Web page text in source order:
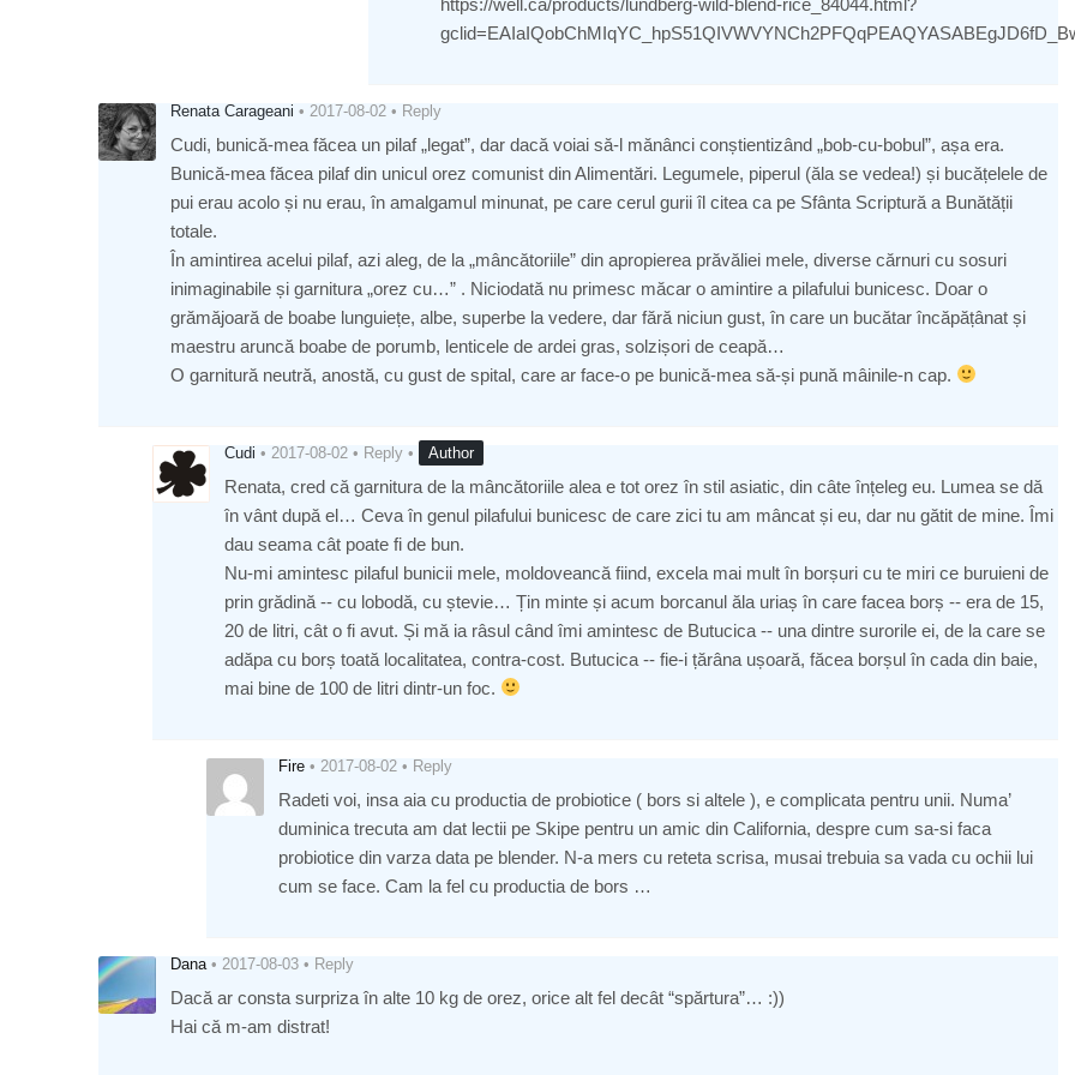
Renata Carageani • 2017-08-02 • Reply
Cudi, bunică-mea făcea un pilaf „legat”, dar dacă voiai să-l mănânci conștientizând „bob-cu-bobul”, așa era.
Bunică-mea făcea pilaf din unicul orez comunist din Alimentări. Legumele, piperul (ăla se vedea!) și bucățelele de
pui erau acolo și nu erau, în amalgamul minunat, pe care cerul gurii îl citea ca pe Sfânta Scriptură a Bunătății
totale.
În amintirea acelui pilaf, azi aleg, de la „mâncătoriile” din apropierea prăvăliei mele, diverse cărnuri cu sosuri
inimaginabile și garnitura „orez cu…” . Niciodată nu primesc măcar o amintire a pilafului bunicesc. Doar o
grămăjoară de boabe lunguiețe, albe, superbe la vedere, dar fără niciun gust, în care un bucătar încăpățânat și
maestru aruncă boabe de porumb, lenticele de ardei gras, solzișori de ceapă…
O garnitură neutră, anostă, cu gust de spital, care ar face-o pe bunică-mea să-și pună mâinile-n cap.
Cudi • 2017-08-02 • Reply • Author
Renata, cred că garnitura de la mâncătoriile alea e tot orez în stil asiatic, din câte înțeleg eu. Lumea se dă
în vânt după el… Ceva în genul pilafului bunicesc de care zici tu am mâncat și eu, dar nu gătit de mine. Îmi
dau seama cât poate fi de bun.
Nu-mi amintesc pilaful bunicii mele, moldoveancă fiind, excela mai mult în borșuri cu te miri ce buruieni de
prin grădină -- cu lobodă, cu ștevie… Țin minte și acum borcanul ăla uriaș în care facea borș -- era de 15,
20 de litri, cât o fi avut. Și mă ia râsul când îmi amintesc de Butucica -- una dintre surorile ei, de la care se
adăpa cu borș toată localitatea, contra-cost. Butucica -- fie-i țărâna ușoară, făcea borșul în cada din baie,
mai bine de 100 de litri dintr-un foc.
Fire • 2017-08-02 • Reply
Radeti voi, insa aia cu productia de probiotice ( bors si altele ), e complicata pentru unii. Numa’
duminica trecuta am dat lectii pe Skipe pentru un amic din California, despre cum sa-si faca
probiotice din varza data pe blender. N-a mers cu reteta scrisa, musai trebuia sa vada cu ochii lui
cum se face. Cam la fel cu productia de bors …
Dana • 2017-08-03 • Reply
Dacă ar consta surpriza în alte 10 kg de orez, orice alt fel decât “spărtura”… :))
Hai că m-am distrat!